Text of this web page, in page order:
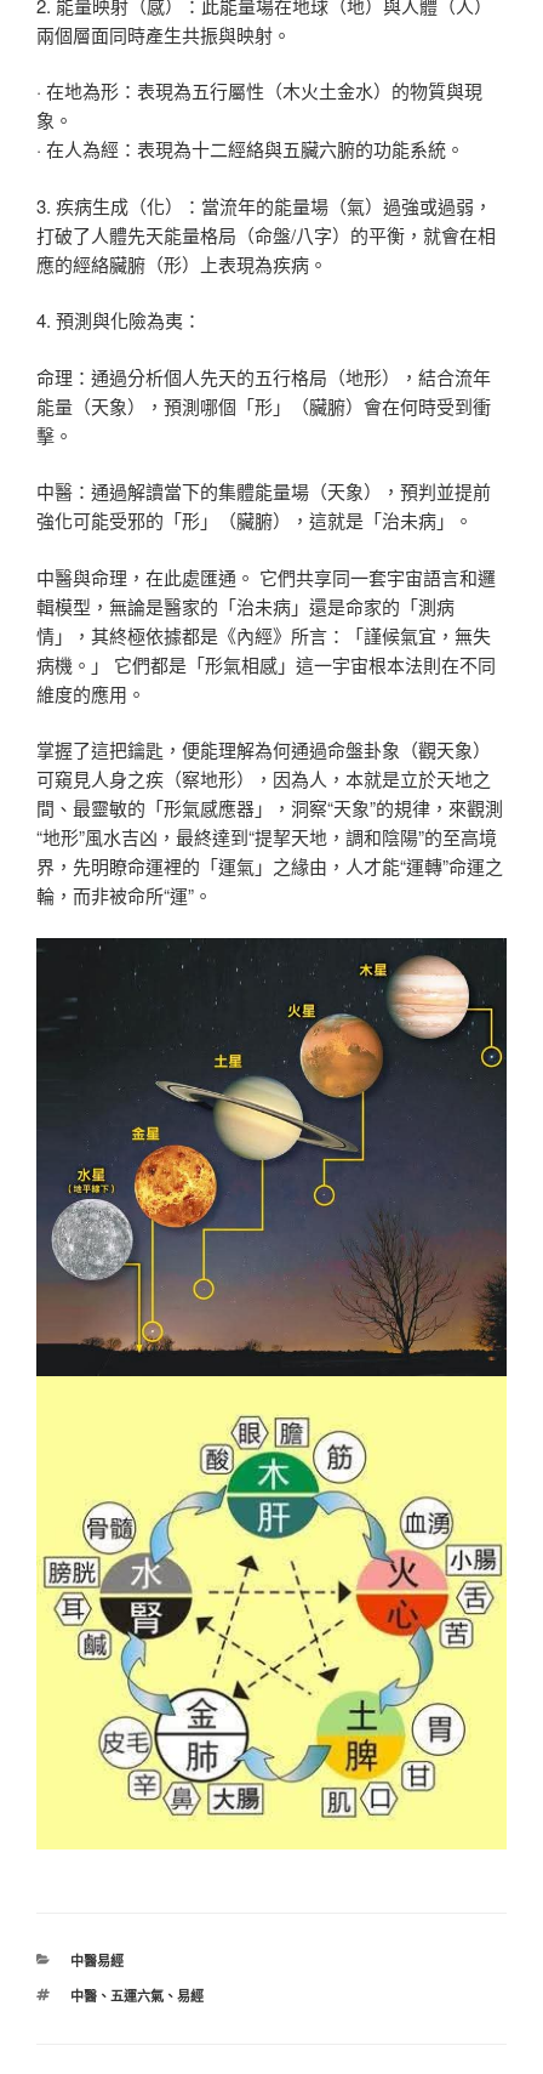
2. 能量映射（感）：此能量場在地球（地）與人體（人）
兩個層面同時產生共振與映射。
· 在地為形：表現為五行屬性（木火土金水）的物質與現
象。
· 在人為經：表現為十二經絡與五臟六腑的功能系統。
3. 疾病生成（化）：當流年的能量場（氣）過強或過弱，
打破了人體先天能量格局（命盤/八字）的平衡，就會在相
應的經絡臟腑（形）上表現為疾病。
4. 預測與化險為夷：
命理：通過分析個人先天的五行格局（地形），結合流年
能量（天象），預測哪個「形」（臟腑）會在何時受到衝
擊。
中醫：通過解讀當下的集體能量場（天象），預判並提前
強化可能受邪的「形」（臟腑），這就是「治未病」。
中醫與命理，在此處匯通。 它們共享同一套宇宙語言和邏
輯模型，無論是醫家的「治未病」還是命家的「測病
情」，其終極依據都是《內經》所言：「謹候氣宜，無失
病機。」 它們都是「形氣相感」這一宇宙根本法則在不同
維度的應用。
掌握了這把鑰匙，便能理解為何通過命盤卦象（觀天象）
可窺見人身之疾（察地形），因為人，本就是立於天地之
間、最靈敏的「形氣感應器」，洞察“天象”的規律，來觀測
“地形”風水吉凶，最終達到“提挈天地，調和陰陽”的至高境
界，先明瞭命運裡的「運氣」之緣由，人才能“運轉”命運之
輪，而非被命所“運”。
分
中醫易經
標
中醫、 五運六氣、 易經